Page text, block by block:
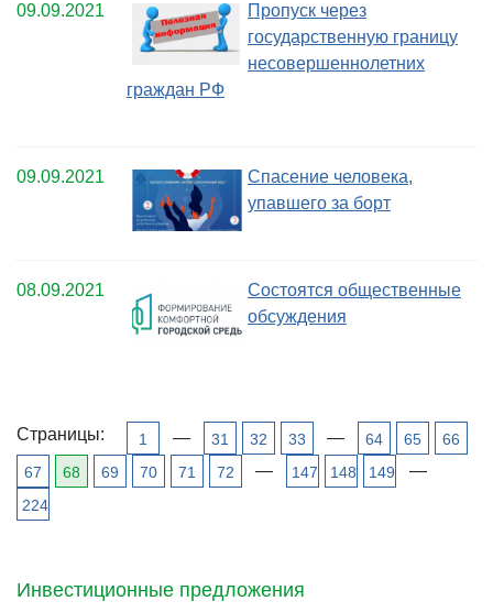
Инвестиционные предложения
09.09.2021
Пропуск через
государственную границу
несовершеннолетних
граждан РФ
09.09.2021
Спасение человека,
упавшего за борт
08.09.2021
Состоятся общественные
обсуждения
Страницы: 1 — 31 32 33 — 64 65
66
67
68 69 70 71 72 — 147 148 149 —
224